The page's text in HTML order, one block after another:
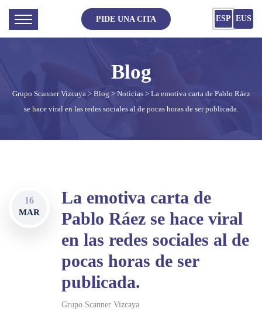
PIDE UNA CITA ESP EUS
Grupo Scanner Vizcaya> Blog > Noticias> La emotiva carta de Pablo Ráez
se hace viral en las redes sociales al de pocas horas de ser publicada.
16
MAR
La emotiva carta de
Pablo Ráez se hace viral
en las redes sociales al de
pocas horas de ser
publicada.
Grupo Scanner Vizcaya